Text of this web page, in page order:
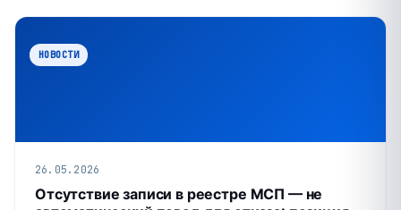
НОВОСТИ
26.05.2026
Отсутствие записи в реестре МСП — не